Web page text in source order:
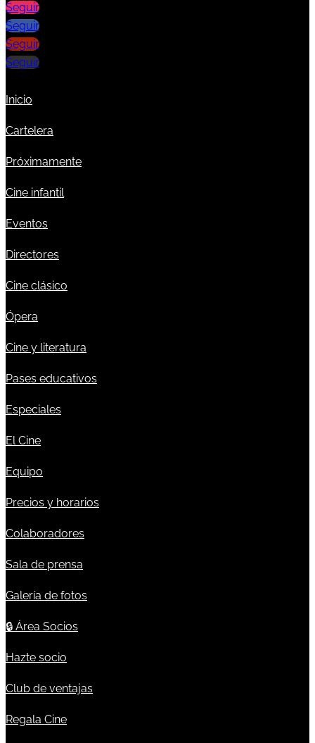
Seguir
Seguir
Seguir
Seguir
Inicio
Cartelera
Próximamente
Cine infantil
Eventos
Directores
Cine clásico
Ópera
Cine y literatura
Pases educativos
Especiales
El Cine
Equipo
Precios y horarios
Colaboradores
Sala de prensa
Galería de fotos
🔒 Área Socios
Hazte socio
Club de ventajas
Regala Cine